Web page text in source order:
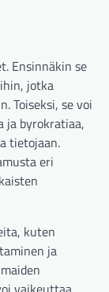
Ensinnäkin se
jotka
Toiseksi, se voi
ja byrokratiaa,
tietojaan.
eri
kuten
ja